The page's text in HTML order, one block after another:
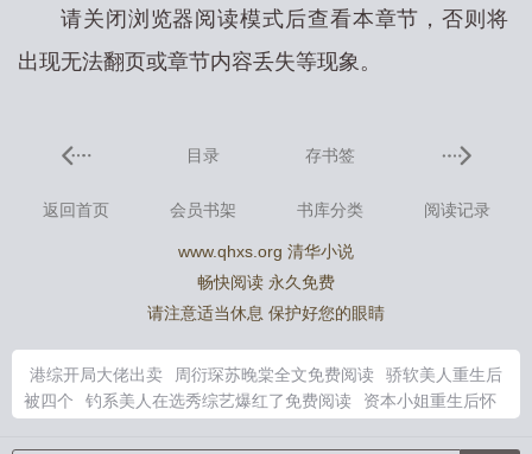
请关闭浏览器阅读模式后查看本章节，否则将
出现无法翻页或章节内容丢失等现象。
目录 存书签
返回首页 会员书架 书库分类 阅读记录
www.qhxs.org 清华小说
畅快阅读 永久免费
请注意适当休息 保护好您的眼睛
港综开局大佬出卖 周衍琛苏晚棠全文免费阅读
骄软美人重生后
被四个
钓系美人在选秀综艺爆红了免费阅读
资本小姐重生后怀